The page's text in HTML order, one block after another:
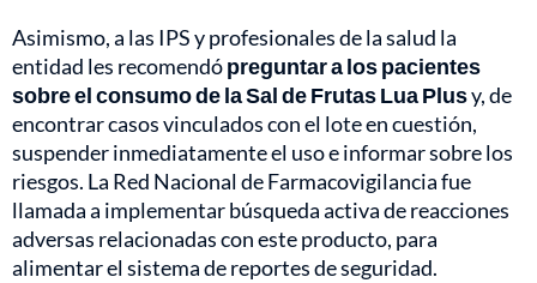
Asimismo, a las IPS y profesionales de la salud la
entidad les recomendópreguntar a los pacientes
sobre el consumo de la Sal de Frutas Lua Plusy, de
encontrar casos vinculados con el lote en cuestión,
suspender inmediatamente el uso e informar sobre los
riesgos. La Red Nacional de Farmacovigilancia fue
llamada a implementar búsqueda activa de reacciones
adversas relacionadas con este producto, para
alimentar el sistema de reportes de seguridad.